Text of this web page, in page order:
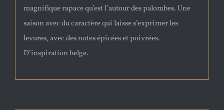
magnifique rapace qu’est l’autour des palombes. Une
saison avec du caractère qui laisse s’exprimer les
levures, avec des notes épicées et poivrées.
D’inspiration belge.